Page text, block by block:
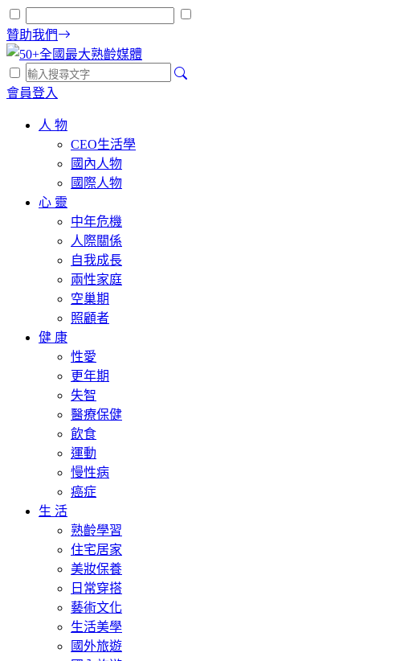
贊助我們
會員登入
人 物
CEO生活學
國內人物
國際人物
心 靈
中年危機
人際關係
自我成長
兩性家庭
空巢期
照顧者
健 康
性愛
更年期
失智
醫療保健
飲食
運動
慢性病
癌症
生 活
熟齡學習
住宅居家
美妝保養
日常穿搭
藝術文化
生活美學
國外旅遊